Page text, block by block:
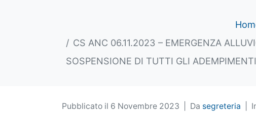
CS ANC 06.11.2023 – EMERGENZA
SOSPENSIONE DI TUTTI GLI
Pubblicato il 6 Novembre 2023 Da segreteria